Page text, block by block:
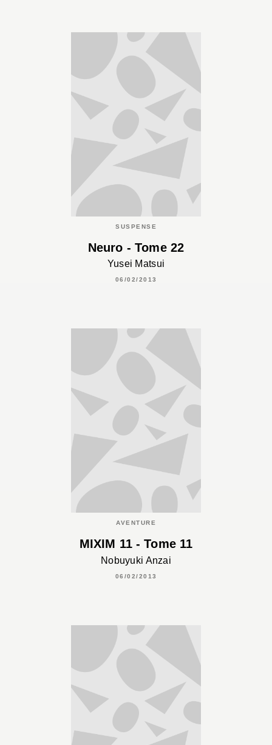
SUSPENSE
Neuro - Tome 22
Yusei Matsui
06/02/2013
AVENTURE
MIXIM 11 - Tome 11
Nobuyuki Anzai
06/02/2013